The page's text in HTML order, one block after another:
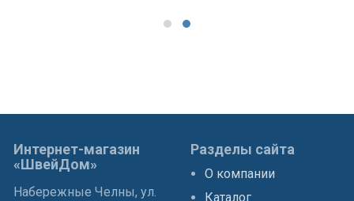
Интернет-магазин
«ШвейДом»
Набережные Челны, ул.
Разделы сайта
О компании
Каталог